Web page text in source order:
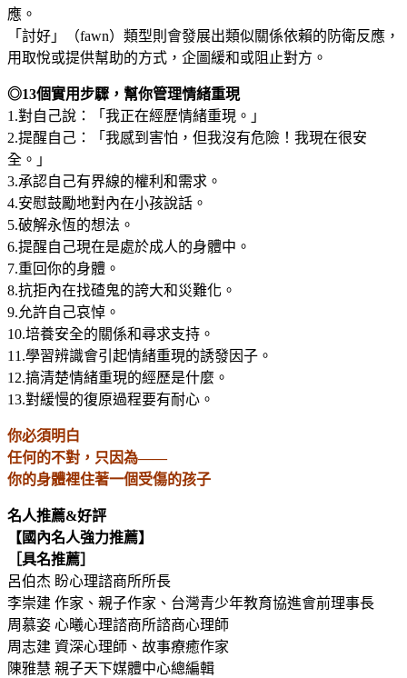
應。
「討好」（fawn）類型則會發展出類似關係依賴的防衛反應，
用取悅或提供幫助的方式，企圖緩和或阻止對方。
◎13個實用步驟，幫你管理情緒重現
1.對自己說：「我正在經歷情緒重現。」
2.提醒自己：「我感到害怕，但我沒有危險！我現在很安
全。」
3.承認自己有界線的權利和需求。
4.安慰鼓勵地對內在小孩說話。
5.破解永恆的想法。
6.提醒自己現在是處於成人的身體中。
7.重回你的身體。
8.抗拒內在找碴鬼的誇大和災難化。
9.允許自己哀悼。
10.培養安全的關係和尋求支持。
11.學習辨識會引起情緒重現的誘發因子。
12.搞清楚情緒重現的經歷是什麼。
13.對緩慢的復原過程要有耐心。
你必須明白
任何的不對，只因為——
你的身體裡住著一個受傷的孩子
名人推薦&好評
【國內名人強力推薦】
［具名推薦］
呂伯杰 盼心理諮商所所長
李崇建 作家、親子作家、台灣青少年教育協進會前理事長
周慕姿 心曦心理諮商所諮商心理師
周志建 資深心理師、故事療癒作家
陳雅慧 親子天下媒體中心總編輯